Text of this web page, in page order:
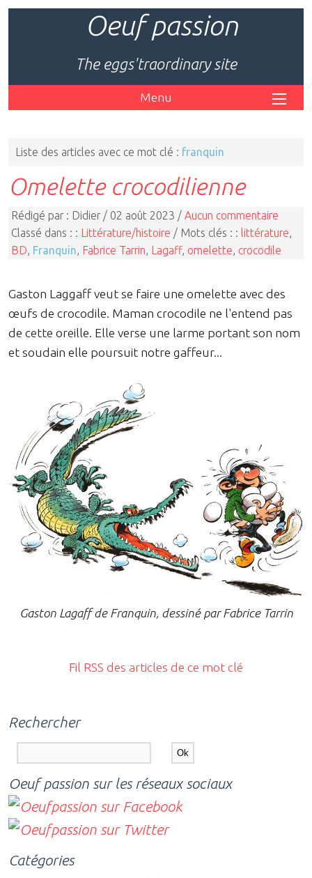
Oeuf passion
The eggs'traordinary site
Menu
Liste des articles avec ce mot clé : franquin
Omelette crocodilienne
Rédigé par : Didier / 02 août 2023 / Aucun commentaire
Classé dans : : Littérature/histoire / Mots clés : : littérature
BD Franquin Fabrice Tarrin Lagaff, omelette crocodile
Gaston Laggaff veut se faire une omelette avec des
œufs de crocodile. Maman crocodile ne l'entend pas
de cette oreille. Elle verse une larme portant son nom
et soudain elle poursuit notre gaffeur...
Gaston Lagaff de Franquin, dessiné par Fabrice Tarrin
Fil RSS des articles de ce mot clé
Rechercher
Oeuf passion sur les réseaux sociaux
Catégories